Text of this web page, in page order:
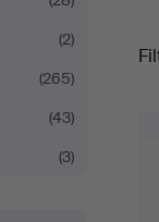
(2)
(265)
(43)
(3)